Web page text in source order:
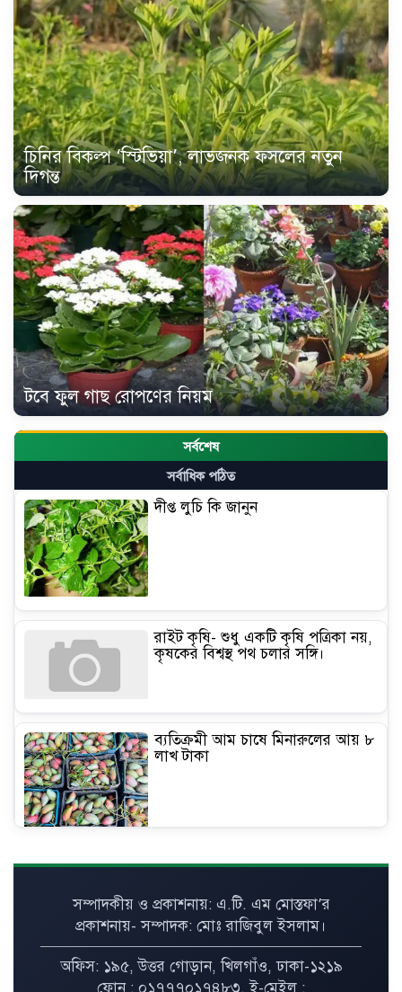
চিনির বিকল্প ‘স্টিভিয়া’, লাভজনক ফসলের নতুন
দিগন্ত
টবে ফুল গাছ রোপণের নিয়ম
সর্বশেষ
সর্বাধিক পঠিত
দীপ্ত লুচি কি জানুন
রাইট কৃষি- শুধু একটি কৃষি পত্রিকা নয়,
কৃষকের বিশ্বস্থ পথ চলার সঙ্গি।
ব্যতিক্রমী আম চাষে মিনারুলের আয় ৮
লাখ টাকা
পেলে কমবে উৎপাদন খরচ
গাছ লাগানোর মৌসুম কিন্তু এখনই
সম্পাদকীয় ও প্রকাশনায়: এ.টি. এম মোস্তফা’র
প্রকাশনায়- সম্পাদক: মোঃ রাজিবুল ইসলাম।
অফিস: ১৯৫, উত্তর গোড়ান, খিলগাঁও, ঢাকা-১২১৯
ফোন : ০১৭৭৭০১৭৪৮৩, ই-মেইল :